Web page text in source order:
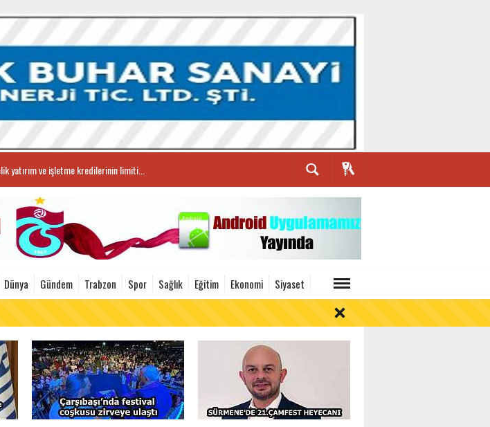
yatırım ve işletme kredilerinin limiti...
Dünya Gündem Trabzon Spor Sağlık Eğitim Ekonomi Siyaset
ÜRETİCİLERİNE AĞUSTOS AYI İÇİN UYARI!